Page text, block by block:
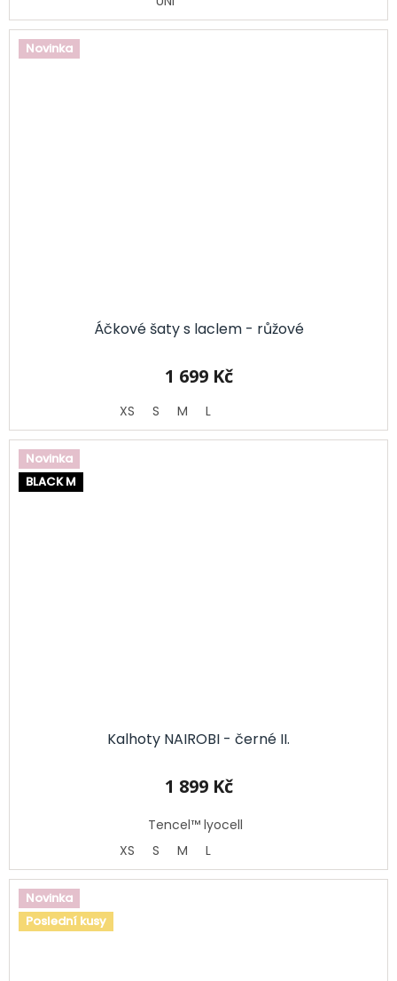
Novinka
Áčkové šaty s laclem - růžové
1 699 Kč
XS S M L
Novinka
BLACK M
Kalhoty NAIROBI - černé II.
1 899 Kč
Tencel™ lyocell
XS
S M L
Novinka
Poslední kusy